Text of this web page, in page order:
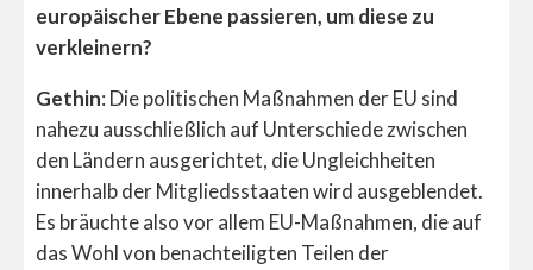
europäischer Ebene passieren, um diese zu
verkleinern?
Gethin: Die politischen Maßnahmen der EU sind
nahezu ausschließlich auf Unterschiede zwischen
den Ländern ausgerichtet, die Ungleichheiten
innerhalb der Mitgliedsstaaten wird ausgeblendet.
Es bräuchte also vor allem EU-Maßnahmen, die auf
das Wohl von benachteiligten Teilen der